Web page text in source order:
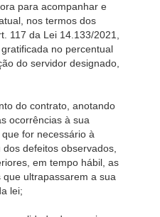
para acompanhar e
nos termos dos
117 da Lei 14.133/2021,
no percentual
do servidor designado,
do contrato, anotando
ocorrências à sua
for necessário à
defeitos observados,
em tempo hábil, as
ultrapassarem a sua
lei;